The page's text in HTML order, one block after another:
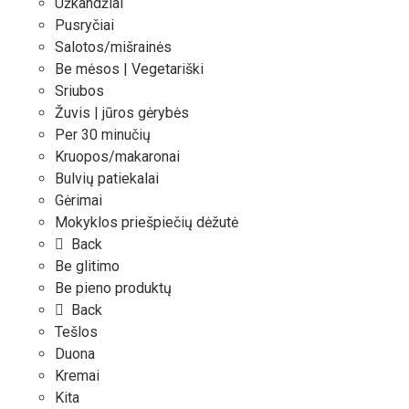
Pusryčiai
Salotos/mišrainės
Be mėsos | Vegetariški
Sriubos
Žuvis | jūros gėrybės
Per 30 minučių
Kruopos/makaronai
Bulvių patiekalai
Gėrimai
Mokyklos priešpiečių dėžutė
Back
Be glitimo
Be pieno produktų
Back
Tešlos
Duona
Kremai
Kita